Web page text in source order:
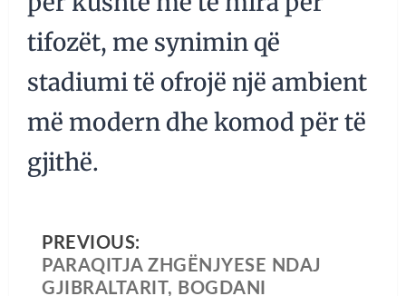
tifozët, me synimin që
stadiumi të ofrojë një ambient
më modern dhe komod për të
gjithë.
PREVIOUS:
PARAQITJA ZHGËNJYESE NDAJ
GJIBRALTARIT, BOGDANI